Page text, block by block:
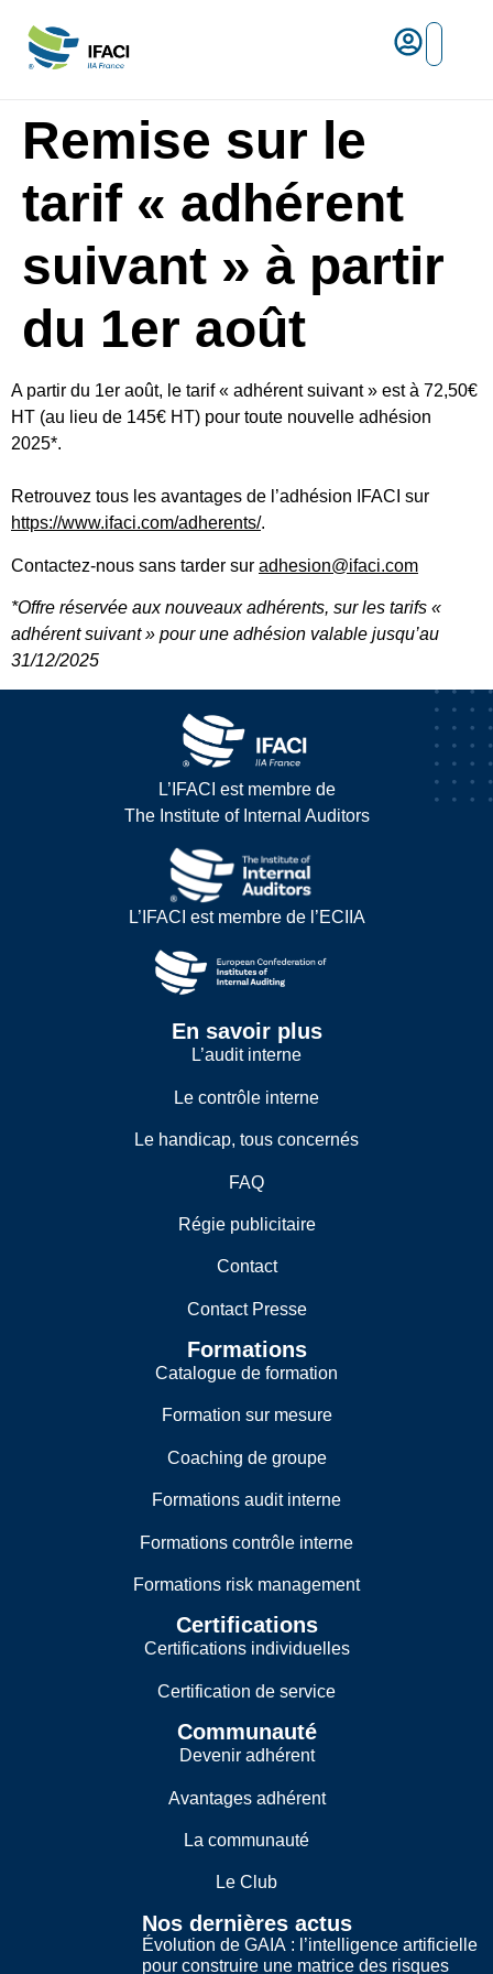
Remise sur le
tarif « adhérent
suivant » à partir
du 1er août
A partir du 1er août, le tarif « adhérent suivant » est à 72,50€
HT (au lieu de 145€ HT) pour toute nouvelle adhésion
2025*.
Retrouvez tous les avantages de l’adhésion IFACI sur
https://www.ifaci.com/adherents/.
Contactez-nous sans tarder sur adhesion@ifaci.com
*Offre réservée aux nouveaux adhérents, sur les tarifs «
adhérent suivant » pour une adhésion valable jusqu’au
31/12/2025
L’IFACI est membre de
The Institute of Internal Auditors
L’IFACI est membre de l’ECIIA
En savoir plus
L’audit interne
Le contrôle interne
Le handicap, tous concernés
FAQ
Régie publicitaire
Contact
Contact Presse
Formations
Catalogue de formation
Formation sur mesure
Coaching de groupe
Formations audit interne
Formations contrôle interne
Formations risk management
Certifications
Certifications individuelles
Certification de service
Communauté
Devenir adhérent
Avantages adhérent
La communauté
Le Club
Nos dernières actus
Évolution de GAIA : l’intelligence artificielle
pour construire une matrice des risques